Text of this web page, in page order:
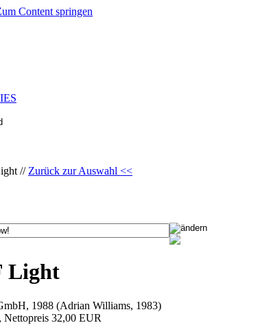
Content springen
// Zurück zur Auswahl <<
Light
1988 (Adrian Williams, 1983)
Nettopreis 32,00 EUR